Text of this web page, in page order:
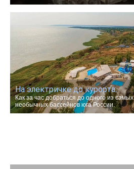
На электричке до курорта.
Как за час добраться до одного из самых
необычных бассейнов юга России.